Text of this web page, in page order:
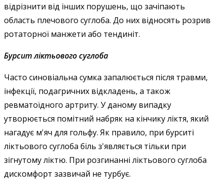
відрізнити від інших порушень, що зачіпають
область плечового суглоба. До них відносять розрив
ротаторної манжети або тендиніт.
Бурсит ліктьового суглоба
Часто синовіальна сумка запалюється після травми,
інфекції, подагричних відкладень, а також
ревматоїдного артриту. У даному випадку
утворюється помітний набряк на кінчику ліктя, який
нагадує м'яч для гольфу. Як правило, при бурситі
ліктьового суглоба біль з'являється тільки при
зігнутому ліктю. При розгинанні ліктьового суглоба
дискомфорт зазвичай не турбує.